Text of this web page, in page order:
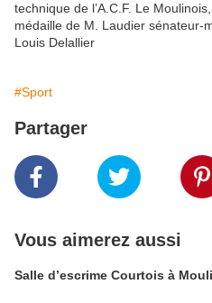
technique de l’A.C.F. Le
médaille de M. Laudier sénateur-
Louis Delallier
#Sport
Partager
Vous aimerez aussi
Salle d’escrime Courtois à